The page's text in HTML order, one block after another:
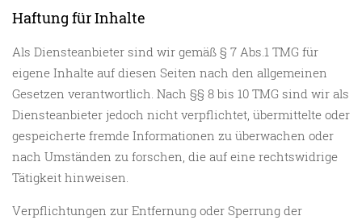
Haftung für Inhalte
Als Diensteanbieter sind wir gemäß § 7 Abs.1 TMG für
eigene Inhalte auf diesen Seiten nach den allgemeinen
Gesetzen verantwortlich. Nach §§ 8 bis 10 TMG sind wir als
Diensteanbieter jedoch nicht verpflichtet, übermittelte oder
gespeicherte fremde Informationen zu überwachen oder
nach Umständen zu forschen, die auf eine rechtswidrige
Tätigkeit hinweisen.
Verpflichtungen zur Entfernung oder Sperrung der